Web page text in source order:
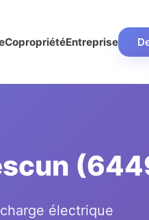
CopropriétéEntreprise
électrique